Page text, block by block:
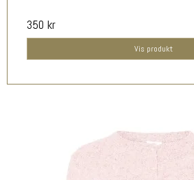
350 kr
Vis produkt